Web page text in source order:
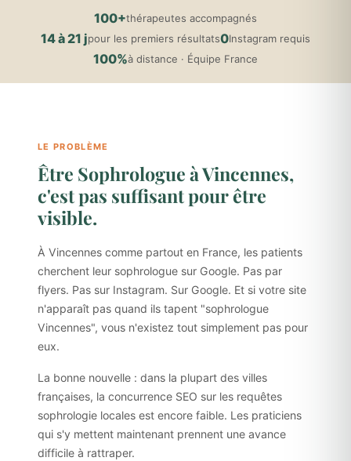
100+thérapeutes accompagnés
14 à 21 jpour les premiers résultats0Instagram requis
100%à distance · Équipe France
LE PROBLÈME
Être Sophrologue à Vincennes,
c'est pas suffisant pour être
visible.
À Vincennes comme partout en France, les patients
cherchent leur sophrologue sur Google. Pas par
flyers. Pas sur Instagram. Sur Google. Et si votre site
n'apparaît pas quand ils tapent "sophrologue
Vincennes", vous n'existez tout simplement pas pour
eux.
La bonne nouvelle : dans la plupart des villes
françaises, la concurrence SEO sur les requêtes
sophrologie locales est encore faible. Les praticiens
qui s'y mettent maintenant prennent une avance
difficile à rattraper.